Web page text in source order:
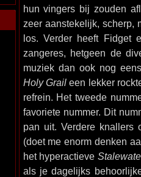
hun vingers bij zouden
zeer aanstekelijk, scherp,
los. Verder heeft Fidget
zangeres, hetgeen de
muziek dan ook nog
Holy Graileen lekker
refrein. Het tweede
favoriete nummer. Dit
pan uit. Verdere knallers
(doet me enorm denken
het hyperactieve
als je dagelijks